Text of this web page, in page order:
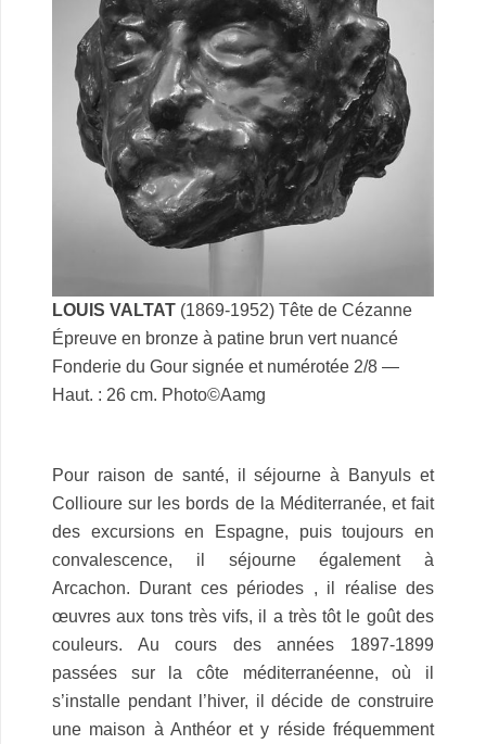
LOUIS VALTAT (1869-1952) Tête de Cézanne
Épreuve en bronze à patine brun vert nuancé
Fonderie du Gour signée et numérotée 2/8 —
Haut. : 26 cm. Photo©Aamg
Pour raison de santé, il séjourne à Banyuls et
Collioure sur les bords de la Méditerranée, et fait
des excursions en Espagne, puis toujours en
convalescence, il séjourne également à
Arcachon. Durant ces périodes , il réalise des
œuvres aux tons très vifs, il a très tôt le goût des
couleurs. Au cours des années 1897-1899
passées sur la côte méditerranéenne, où il
s’installe pendant l’hiver, il décide de construire
une maison à Anthéor et y réside fréquemment